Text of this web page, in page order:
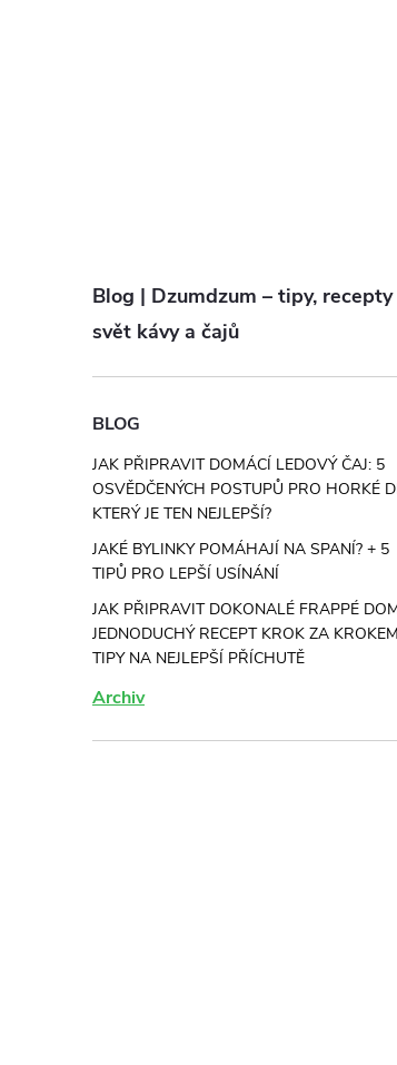
Blog | Dzumdzum – tipy, recepty
svět kávy a čajů
BLOG
JAK PŘIPRAVIT DOMÁCÍ LEDOVÝ ČAJ: 5
OSVĚDČENÝCH POSTUPŮ PRO HORKÉ
KTERÝ JE TEN NEJLEPŠÍ?
JAKÉ BYLINKY POMÁHAJÍ NA SPANÍ? + 5
TIPŮ PRO LEPŠÍ USÍNÁNÍ
JAK PŘIPRAVIT DOKONALÉ FRAPPÉ
JEDNODUCHÝ RECEPT KROK ZA
TIPY NA NEJLEPŠÍ PŘÍCHUTĚ
Archiv